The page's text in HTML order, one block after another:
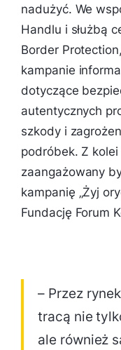
nadużyć. We
Handlu i służbą
Border
kampanie
dotyczące
autentycznych
szkody i
podróbek. Z
zaangażowany
kampanię „Żyj
Fundację Forum
– Przez
tracą nie
ale również